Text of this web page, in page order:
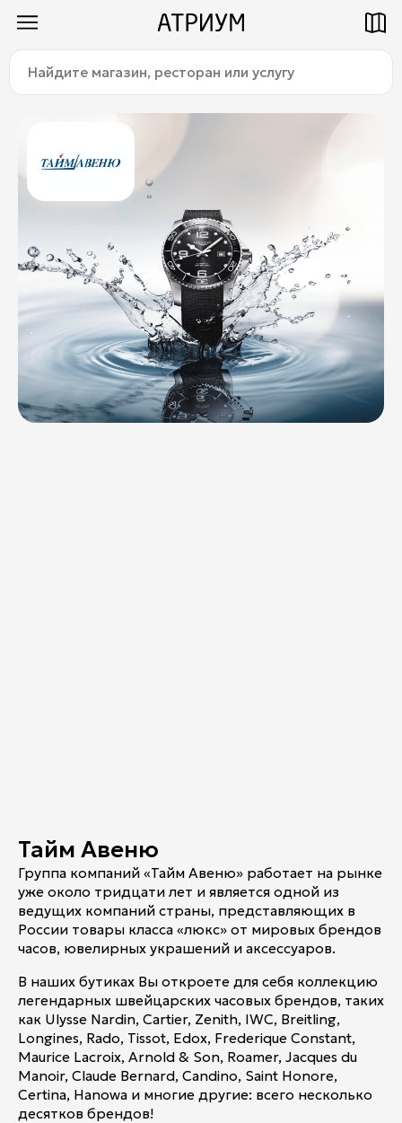
Как добраться Паркинг
Магазины
Услуги
Детям
О торговом центре
Контакты
Найдите
магазин,
ресторан
Тайм Авеню
Группа компаний «Тайм Авеню» работает на рынке
уже около тридцати лет и является одной из
ведущих компаний страны, представляющих в
России товары класса «люкс» от мировых брендов
часов, ювелирных украшений и аксессуаров.
В наших бутиках Вы откроете для себя коллекцию
легендарных швейцарских часовых брендов, таких
как Ulysse Nardin, Cartier, Zenith, IWC, Breitling,
Longines, Rado, Tissot, Edox, Frederique Constant,
Maurice Lacroix, Arnold & Son, Roamer, Jacques du
Manoir, Claude Bernard, Candino, Saint Honore,
Certina, Hanowa и многие другие: всего несколько
десятков брендов!
Title